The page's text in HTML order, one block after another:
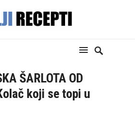
ŠARLOTA OD
koji se topi u